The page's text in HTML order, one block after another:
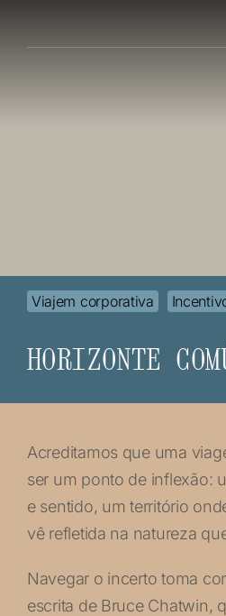
Viajem corporativa
HORIZONTE
Acreditamos que uma
ser um ponto de inflexão:
e sentido, um território
vê refletida na natureza
Navegar o incerto toma
escrita de Bruce Chatwin,